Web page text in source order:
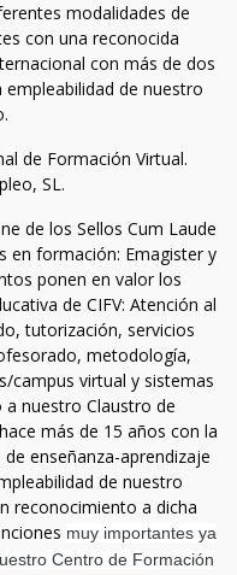
modalidades de
con una reconocida
con más de dos
de nuestro
de Formación Virtual.
SL.
de los Sellos Cum Laude
en formación: Emagister y
ponen en valor los
de CIFV: Atención al
tutorización, servicios
metodología,
campus virtual y sistemas
nuestro Claustro de
más de 15 años con la
enseñanza-aprendizaje
de nuestro
reconocimiento a dicha
muy importantes ya
Centro de Formación